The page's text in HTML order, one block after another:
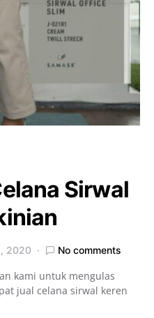
Sirwal
2020 No comments
kami untuk mengulas
jual celana sirwal keren